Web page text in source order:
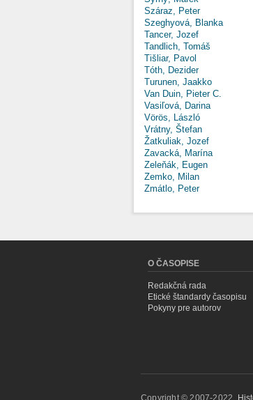
Száraz, Peter
Szeghyová, Blanka
Tancer, Jozef
Tandlich, Tomáš
Tišliar, Pavol
Tóth, Dezider
Turunen, Jaakko
Van Duin, Pieter C.
Vasiľová, Darina
Vörös, László
Vrátny, Štefan
Žatkuliak, Jozef
Zavacká, Marína
Zeleňák, Eugen
Zemko, Milan
Zmátlo, Peter
O ČASOPISE
Redakčná rada
Etické štandardy časopisu
Pokyny pre autorov